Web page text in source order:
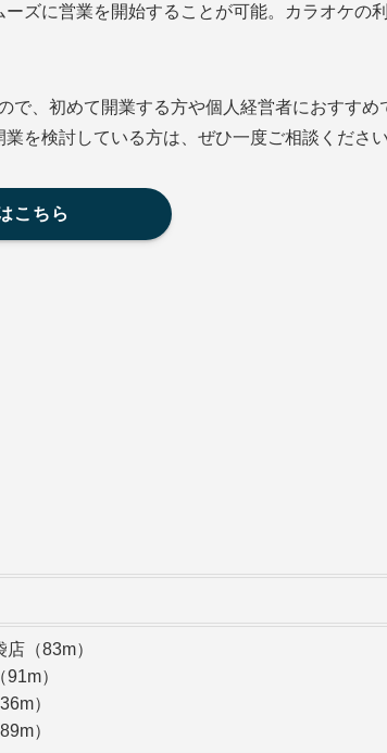
ズに営業を開始することが可能。カラオケの
、初めて開業する方や個人経営者におすすめ
を検討している方は、ぜひ一度ご相談ください
こちら
（83m）
）
）
）